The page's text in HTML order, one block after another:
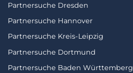
Partnersuche Dresden
Partnersuche Hannover
Partnersuche Kreis-Leipzig
Partnersuche Dortmund
Partnersuche Baden Württemberg